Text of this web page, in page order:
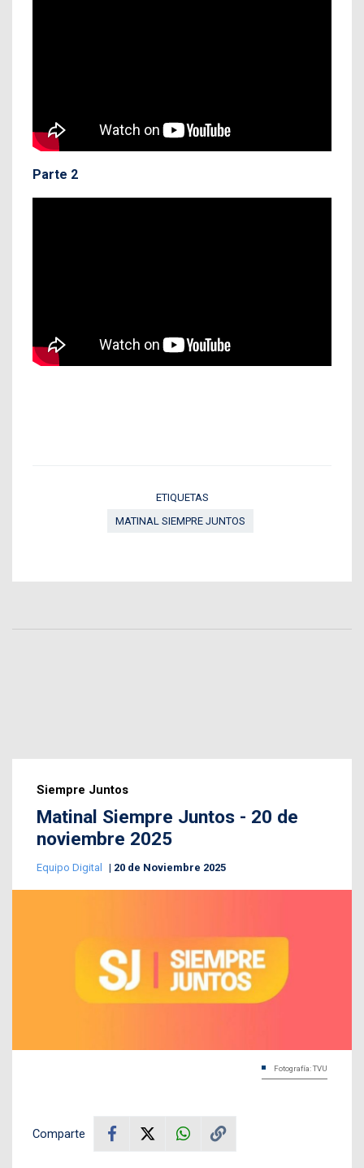
Parte 2
ETIQUETAS
MATINAL SIEMPRE JUNTOS
Siempre Juntos
Matinal Siempre Juntos - 20 de
noviembre 2025
Equipo Digital 20 de Noviembre 2025
Fotografía: TVU
Comparte